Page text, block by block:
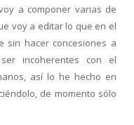
a componer varias de
voy a editar lo que en el
sin hacer concesiones a
incoherentes con el
así lo he hecho en
de momento sólo